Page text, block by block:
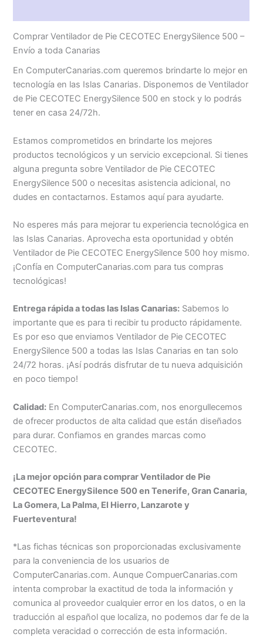
Comprar Ventilador de Pie CECOTEC EnergySilence 500 –
Envío a toda Canarias
En ComputerCanarias.com queremos brindarte lo mejor en
tecnología en las Islas Canarias. Disponemos de Ventilador
de Pie CECOTEC EnergySilence 500 en stock y lo podrás
tener en casa 24/72h.
Estamos comprometidos en brindarte los mejores
productos tecnológicos y un servicio excepcional. Si tienes
alguna pregunta sobre Ventilador de Pie CECOTEC
EnergySilence 500 o necesitas asistencia adicional, no
dudes en contactarnos. Estamos aquí para ayudarte.
No esperes más para mejorar tu experiencia tecnológica en
las Islas Canarias. Aprovecha esta oportunidad y obtén
Ventilador de Pie CECOTEC EnergySilence 500 hoy mismo.
¡Confía en ComputerCanarias.com para tus compras
tecnológicas!
Entrega rápida a todas las Islas Canarias: Sabemos lo
importante que es para ti recibir tu producto rápidamente.
Es por eso que enviamos Ventilador de Pie CECOTEC
EnergySilence 500 a todas las Islas Canarias en tan solo
24/72 horas. ¡Así podrás disfrutar de tu nueva adquisición
en poco tiempo!
Calidad: En ComputerCanarias.com, nos enorgullecemos
de ofrecer productos de alta calidad que están diseñados
para durar. Confiamos en grandes marcas como
CECOTEC.
¡La mejor opción para comprar Ventilador de Pie
CECOTEC EnergySilence 500 en Tenerife, Gran Canaria,
La Gomera, La Palma, El Hierro, Lanzarote y
Fuerteventura!
*Las fichas técnicas son proporcionadas exclusivamente
para la conveniencia de los usuarios de
ComputerCanarias.com. Aunque CompuerCanarias.com
intenta comprobar la exactitud de toda la información y
comunica al proveedor cualquier error en los datos, o en la
traducción al español que localiza, no podemos dar fe de la
completa veracidad o corrección de esta información.